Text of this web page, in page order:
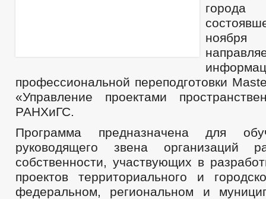
профессиональной переподготовки
«Управление проектами
РАНХиГС.
Программа предназначена для
руководящего звена организаций
собственности, участвующих в
проектов территориального и
федеральном, региональном и